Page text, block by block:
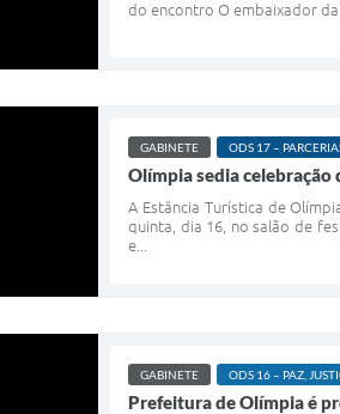
do encontro O embaixador da
GABINETE ODS 17 –
Olímpia sedia celebração
A Estância Turística de
quinta, dia 16, no salão de
e...
GABINETE ODS 16 – PAZ,
Prefeitura de Olímpia é